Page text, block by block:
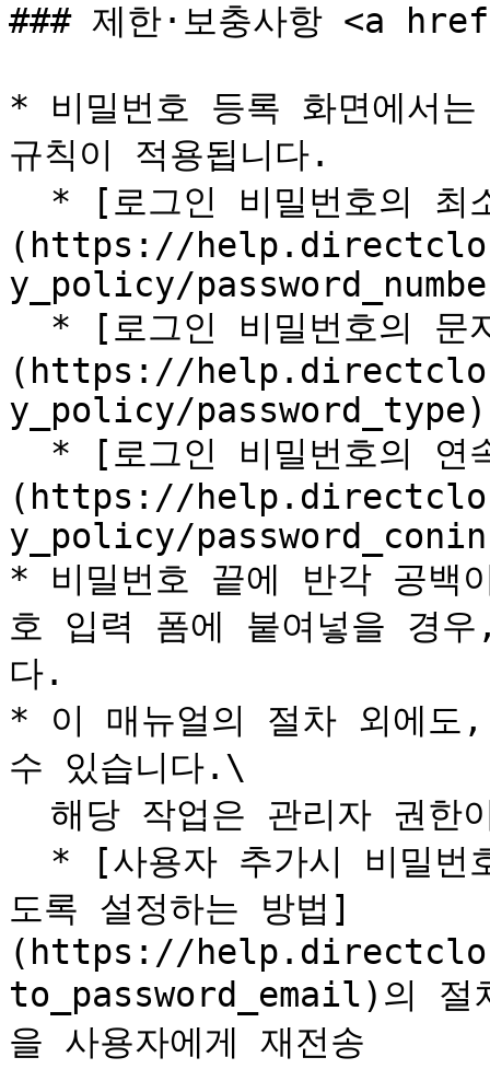
### 제한·보충사항 <a
* 비밀번호 등록 화면에서
규칙이 적용됩니다.
(https://
y_policy/
(https://
y_policy/password_type)
(https://
y_policy/
* 비밀번호 끝에 반각 공백
호 입력 폼에 붙여넣을 경
다.
* 이 매뉴얼의 절차 외에도,
수 있습니다.\
도록 설정하는 방법]
(https://
to_password_email)의 절
을 사용자에게 재전송